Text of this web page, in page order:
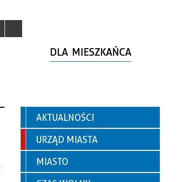
DLA MIESZKAŃCA
AKTUALNOŚCI
URZĄD MIASTA
MIASTO